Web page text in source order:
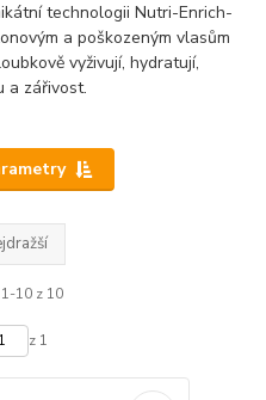
technologii Nutri-Enrich-
a poškozeným vlasům
vyživují, hydratují,
a zářivost.
10 z 10
z 1